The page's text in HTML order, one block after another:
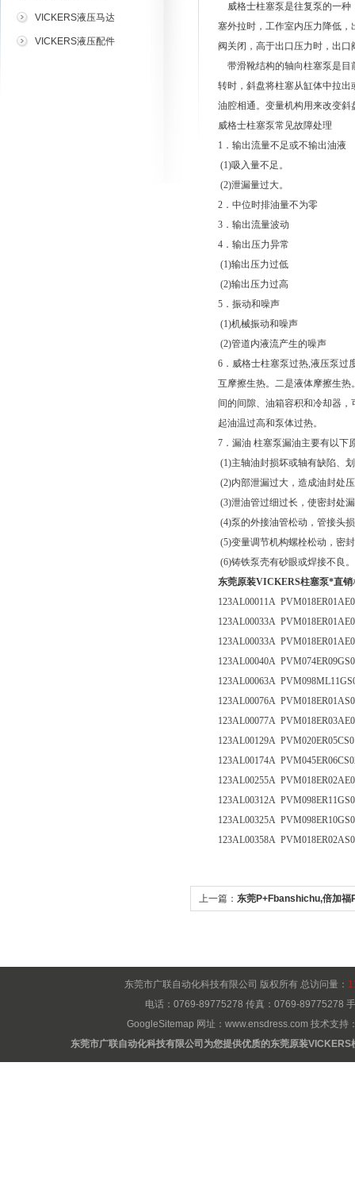
VICKERS液压马达
VICKERS液压配件
威格士柱塞泵是往复泵的一种
塞外拉时，工作室内压力降低
阀关闭，高于出口压力时，出口
带滑靴结构的轴向柱塞泵是目
转时，斜盘将柱塞从缸体中拉
油腔相通。变量机构用来改变
威格士柱塞泵常见故障处理
1．输出流量不足或不输出油液
(1)吸入量不足。
(2)泄漏量过大。
2．中位时排油量不为零
3．输出流量波动
4．输出压力异常
(1)输出压力过低
(2)输出压力过高
5．振动和噪声
(1)机械振动和噪声
(2)管道内液流产生的噪声
6．威格士柱塞泵过热,液压泵过
互摩擦生热。二是液体摩擦生
间的间隙、油箱容积和冷却器
起油温过高和泵体过热。
7．漏油 柱塞泵漏油主要有以下
(1)主轴油封损坏或轴有缺陷、
(2)内部泄漏过大，造成油封处
(3)泄油管过细过长，使密封处
(4)泵的外接油管松动，管接头
(5)变量调节机构螺栓松动，密
(6)铸铁泵壳有砂眼或焊接不良。
东莞原装VICKERS柱塞泵*直销
123AL00011A
123AL00033A
123AL00033A
123AL00040A
123AL00063A
123AL00076A
123AL00077A
123AL00129A
123AL00174A
123AL00255A
123AL00312A
123AL00325A
123AL00358A
上一篇： 东莞P+Fbanshichu,倍加福
东莞市广联自动化科技有限公司 版权所有 总访问量：
电话：0769-89775278 传真：0769-89775278
GoogleSitemap 网址： www.ensdress.com 技术支持
东莞市广联自动化科技有限公司为您提供优质的东莞原装